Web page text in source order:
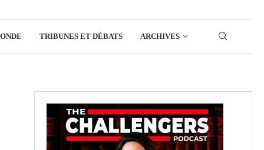
TRIBUNES ET DÉBATS ARCHIVES